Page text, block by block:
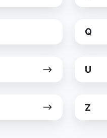
Q
U
Z